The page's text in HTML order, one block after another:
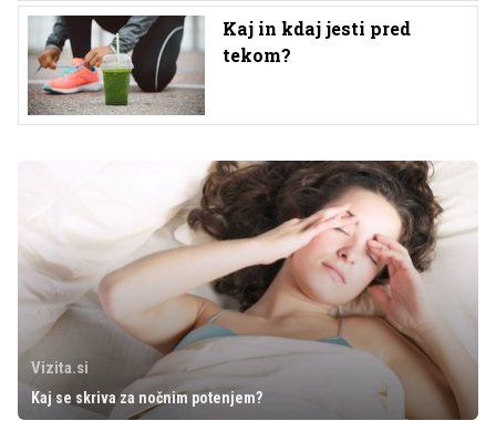
Kaj in kdaj jesti pred
tekom?
Vizita.si
Kaj se skriva za nočnim potenjem?